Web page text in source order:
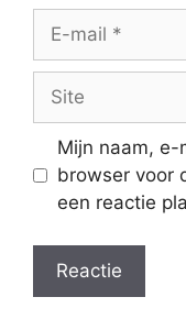
Site
Mijn naam,
browser voor
een reactie